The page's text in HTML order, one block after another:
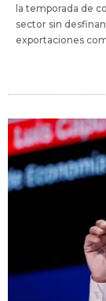
la temporada de
sector sin
exportaciones